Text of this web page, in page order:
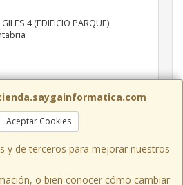
Aceptar Cookies
y de terceros para mejorar nuestros
o bien conocer cómo cambiar
4 (EDIFICIO PARQUE)